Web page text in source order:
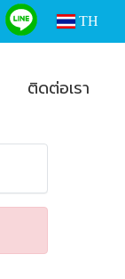
TH
ติดต่อเรา